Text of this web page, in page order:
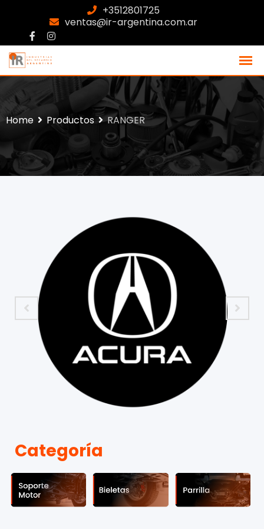
+3512801725
ventas@ir-argentina.com.ar
Home Productos RANGER
Categoría